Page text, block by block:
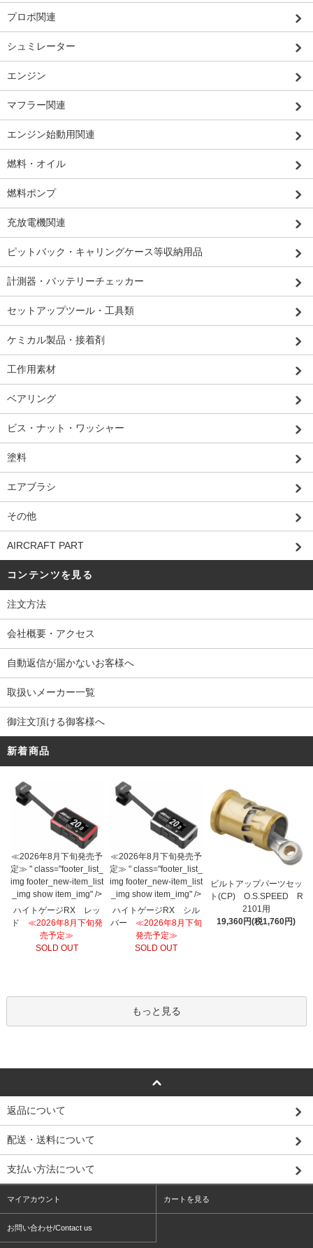
プロポ関連
シュミレーター
エンジン
マフラー関連
エンジン始動用関連
燃料・オイル
燃料ポンプ
充放電機関連
ピットバック・キャリングケース等収納用品
計測器・バッテリーチェッカー
セットアップツール・工具類
ケミカル製品・接着剤
工作用素材
ベアリング
ビス・ナット・ワッシャー
塗料
エアブラシ
その他
AIRCRAFT PART
コンテンツを見る
注文方法
会社概要・アクセス
自動返信が届かないお客様へ
取扱いメーカー一覧
御注文頂ける御客様へ
新着商品
≪2026年8月下旬発売予
定≫ " class="footer_list_
img footer_new-item_list
_img show item_img" />
ハイトゲージRX レッ
ド ≪2026年8月下旬発
売予定≫
SOLD OUT
≪2026年8月下旬発売予
定≫ " class="footer_list_
img footer_new-item_list
_img show item_img" />
ハイトゲージRX シル
バー ≪2026年8月下旬
発売予定≫
SOLD OUT
ビルトアップパーツセッ
ト(CP) O.S.SPEED R
2101用
19,360円(税1,760円)
もっと見る
返品について
配送・送料について
支払い方法について
マイアカウント カートを見る
お問い合わせ/Contact us